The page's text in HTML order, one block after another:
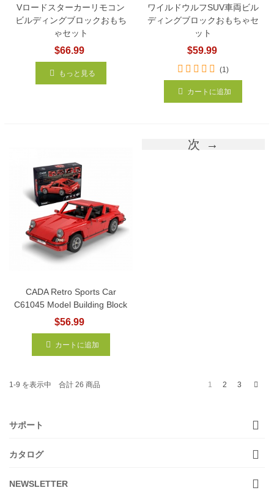
Vロードスターカーリモコン
ビルディングブロックおもち
ゃセット
$66.99
もっと見る
ワイルドウルフSUV車両ビル
ディングブロックおもちゃセ
ット
$59.99
(1)
カートに追加
CADA Retro Sports Car
C61045 Model Building Block
$56.99
カートに追加
次
1-9 を表示中 合計 26 商品 1 2 3
サポート
カタログ
NEWSLETTER